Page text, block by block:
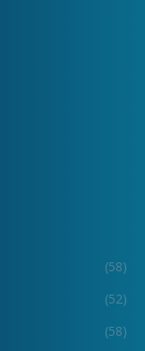
(58)
(52)
(58)